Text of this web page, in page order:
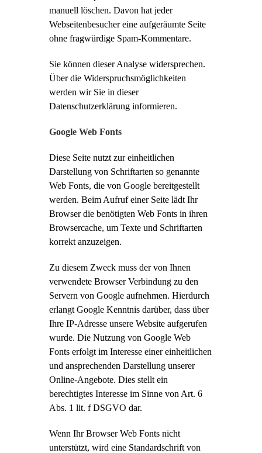
manuell löschen. Davon hat jeder
Webseitenbesucher eine aufgeräumte Seite
ohne fragwürdige Spam-Kommentare.
Sie können dieser Analyse widersprechen.
Über die Widerspruchsmöglichkeiten
werden wir Sie in dieser
Datenschutzerklärung informieren.
Google Web Fonts
Diese Seite nutzt zur einheitlichen
Darstellung von Schriftarten so genannte
Web Fonts, die von Google bereitgestellt
werden. Beim Aufruf einer Seite lädt Ihr
Browser die benötigten Web Fonts in ihren
Browsercache, um Texte und Schriftarten
korrekt anzuzeigen.
Zu diesem Zweck muss der von Ihnen
verwendete Browser Verbindung zu den
Servern von Google aufnehmen. Hierdurch
erlangt Google Kenntnis darüber, dass über
Ihre IP-Adresse unsere Website aufgerufen
wurde. Die Nutzung von Google Web
Fonts erfolgt im Interesse einer einheitlichen
und ansprechenden Darstellung unserer
Online-Angebote. Dies stellt ein
berechtigtes Interesse im Sinne von Art. 6
Abs. 1 lit. f DSGVO dar.
Wenn Ihr Browser Web Fonts nicht
unterstützt, wird eine Standardschrift von